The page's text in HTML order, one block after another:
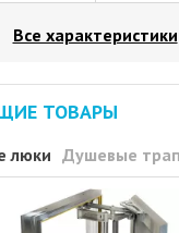
Все характеристики
ТОВАРЫ
люки Душевые